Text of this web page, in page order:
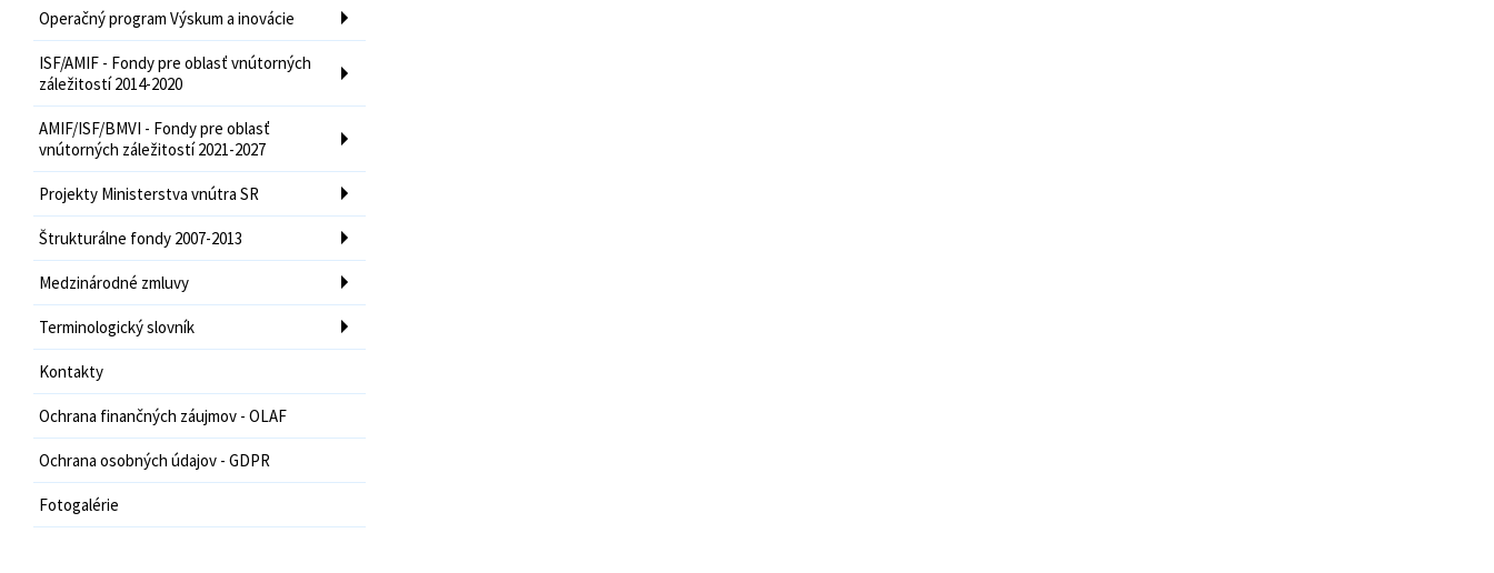
Operačný program Výskum a inovácie
ISF/AMIF - Fondy pre oblasť vnútorných
záležitostí 2014-2020
AMIF/ISF/BMVI - Fondy pre oblasť
vnútorných záležitostí 2021-2027
Projekty Ministerstva vnútra SR
Štrukturálne fondy 2007-2013
Medzinárodné zmluvy
Terminologický slovník
Kontakty
Ochrana finančných záujmov - OLAF
Ochrana osobných údajov - GDPR
Fotogalérie